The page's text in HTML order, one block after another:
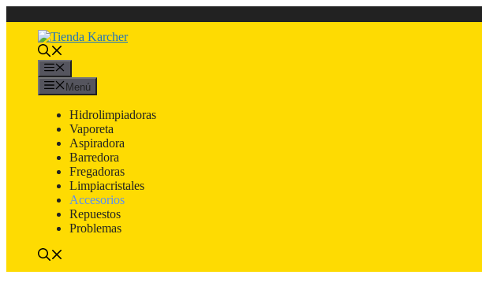
al
contenido
Menú
Hidrolimpiadoras
Vaporeta
Aspiradora
Barredora
Fregadoras
Limpiacristales
Accesorios
Repuestos
Problemas